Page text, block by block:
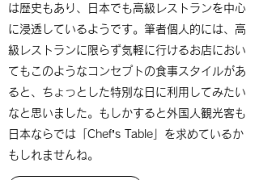
は歴史もあり、日本でも高級レストランを中心
に浸透しているようです。筆者個人的には、高
級レストランに限らず気軽に行けるお店におい
てもこのようなコンセプトの食事スタイルがあ
ると、ちょっとした特別な日に利用してみたい
なと思いました。もしかすると外国人観光客も
日本ならでは「Chef’s Table」を求めているか
もしれませんね。